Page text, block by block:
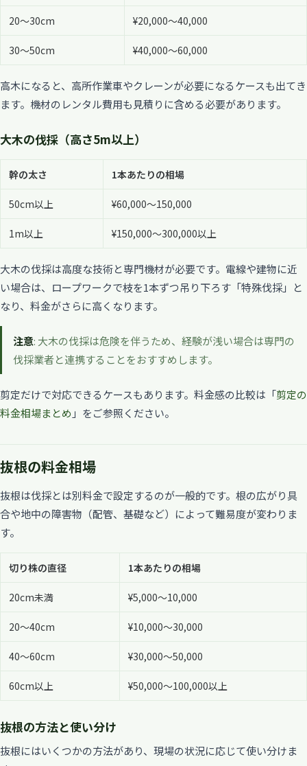
20〜30cm ¥20,000〜40,000
30〜50cm ¥40,000〜60,000
高木になると、高所作業車やクレーンが必要になるケースも出てき
ます。機材のレンタル費用も見積りに含める必要があります。
大木の伐採（高さ5m以上）
幹の太さ 1本あたりの相場
50cm以上 ¥60,000〜150,000
1m以上 ¥150,000〜300,000以上
大木の伐採は高度な技術と専門機材が必要です。電線や建物に近
い場合は、ロープワークで枝を1本ずつ吊り下ろす「特殊伐採」と
なり、料金がさらに高くなります。
注意: 大木の伐採は危険を伴うため、経験が浅い場合は専門の
伐採業者と連携することをおすすめします。
剪定だけで対応できるケースもあります。料金感の比較は「剪定の
料金相場まとめ 」をご参照ください。
抜根の料金相場
抜根は伐採とは別料金で設定するのが一般的です。根の広がり具
合や地中の障害物（配管、基礎など）によって難易度が変わりま
す。
切り株の直径 1本あたりの相場
20cm未満 ¥5,000〜10,000
20〜40cm ¥10,000〜30,000
40〜60cm ¥30,000〜50,000
60cm以上 ¥50,000〜100,000以上
抜根の方法と使い分け
抜根にはいくつかの方法があり、現場の状況に応じて使い分けま